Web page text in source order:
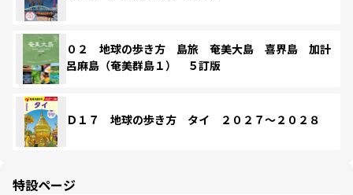
０２ 地球の歩き方 島旅 奄美大島 喜界島 加計
呂麻島（奄美群島１） ５訂版
Ｄ１７ 地球の歩き方 タイ ２０２７～２０２８
特設ページ